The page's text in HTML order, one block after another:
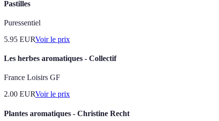
Pastilles
Puressentiel
5.95 EURVoir le prix
Les herbes aromatiques - Collectif
France Loisirs GF
2.00 EURVoir le prix
Plantes aromatiques - Christine Recht